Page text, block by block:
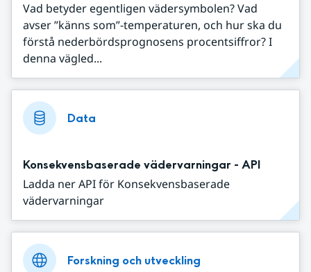
Vad betyder egentligen vädersymbolen? Vad
avser ”känns som”-temperaturen, och hur ska du
förstå nederbördsprognosens procentsiffror? I
denna vägled...
Data
Konsekvensbaserade vädervarningar - API
Ladda ner API för Konsekvensbaserade
vädervarningar
Forskning och utveckling